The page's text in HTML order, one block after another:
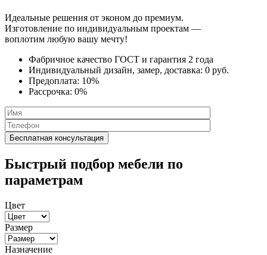
Идеальные решения от эконом до премиум.
Изготовление по индивидуальным проектам —
воплотим любую вашу мечту!
Фабричное качество ГОСТ и гарантия 2 года
Индивидуальный дизайн, замер, доставка: 0 руб.
Предоплата: 10%
Рассрочка: 0%
Быстрый подбор мебели по
параметрам
Цвет
Размер
Назначение